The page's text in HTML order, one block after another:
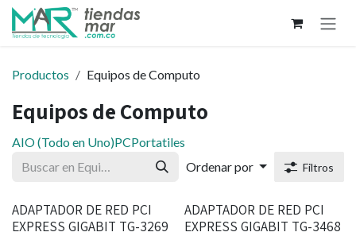
Ir al contenido
Productos Equipos de Computo
Equipos de Computo
AIO (Todo en Uno)PCPortatiles
Ordenar por
Filtros
ADAPTADOR DE RED PCI
EXPRESS GIGABIT TG-3269
ADAPTADOR DE RED PCI
EXPRESS GIGABIT TG-3468